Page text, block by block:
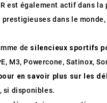
est également actif dans
dans le
de silencieux sportifs
M3, Powercone,
en savoir plus sur les
si disponibles.